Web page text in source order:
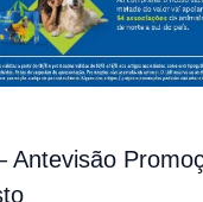
Antevisão